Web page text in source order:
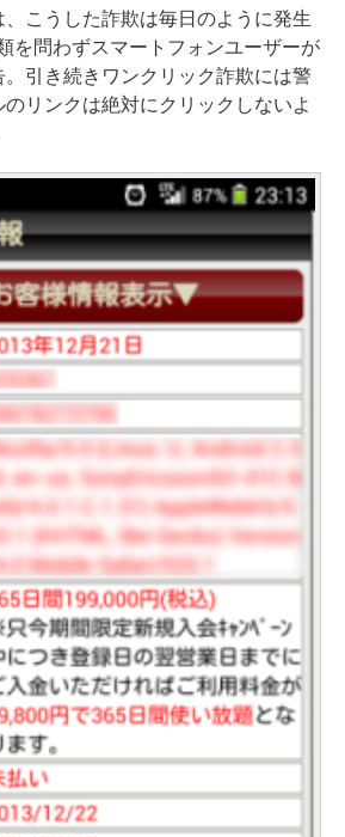
こうした詐欺は毎日のように発生
を問わずスマートフォンユーザーが
引き続きワンクリック詐欺には警
リンクは絶対にクリックしないよ